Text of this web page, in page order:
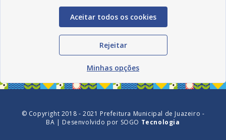
Redes Sociais
© Copyright 2018 - 2021 Prefeitura Municipal de Juazeiro -
BA | Desenvolvido por SOGO Tecnologia
Aceitar todos os cookies
Rejeitar
Minhas opções